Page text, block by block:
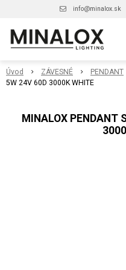
info@minalox.sk
Úvod ZÁVESNÉ PENDANT
5W 24V 60D 3000K WHITE
MINALOX PENDANT